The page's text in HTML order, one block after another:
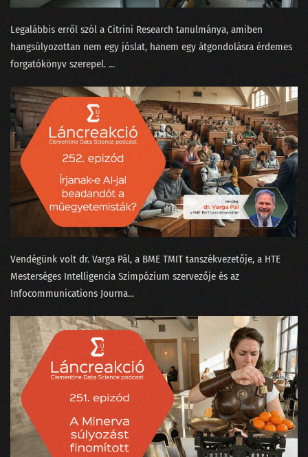
100 - Ezt is megértük!
098 - A GPT alapú keresők forradalmat hoznak
097 - Az igazság a Covid statisztikák körül
096 - Elvirát felköszöntötték névnapja alkalmából
095 - Elmetrükkök a prezentáció tudományában
094 - Kifényeztük a tavalyi kristálygömbünket!
093 - Így működik a ChatGPT
092 - MI-tél helyett MI-nyár lett 2022-ben
089 - 2022 megkapja a magáét!
088 - Elhozza-e a Vizzu az adatelemzés paradigmaváltását?
087 - Miért épít magyar nyelvi korpuszt egy nagybank?
086 - Csalásfelsimerés és egy programozó NAV-elnök
085 - Mondandónk 20%-a tartalmazza az okosság 80%-át?
Legalábbis erről szól a Citrini Research ⁠tanulmánya, amiben
hangsúlyozottan nem egy jóslat, hanem egy átgondolásra érdemes
forgatókönyv szerepel. ...
Vendégünk volt ⁠dr. Varga Pál⁠, a BME TMIT tanszékvezetője, a ⁠HTE
Mesterséges Intelligencia Szimpózium⁠ szervezője és az
Infocommunications Journa...